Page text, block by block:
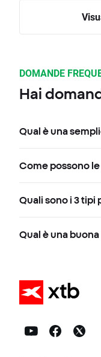
DOMANDE
Hai
Qual è una
Come possono
Quali sono i 3 tipi
Qual è una